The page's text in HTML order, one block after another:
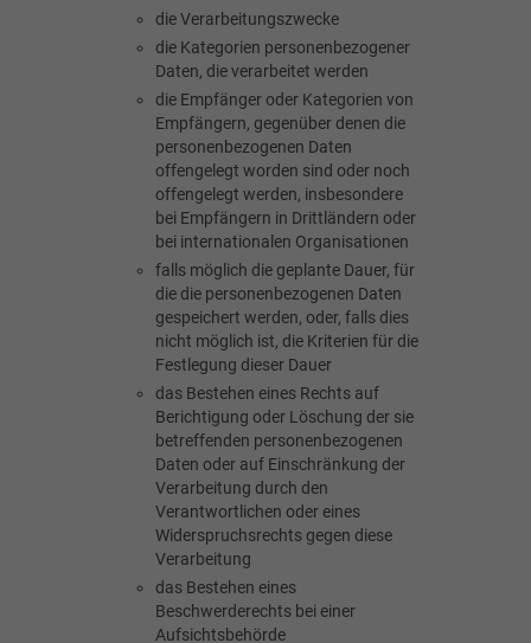
die Verarbeitungszwecke
die Kategorien personenbezogener
Daten, die verarbeitet werden
die Empfänger oder Kategorien von
Empfängern, gegenüber denen die
personenbezogenen Daten
offengelegt worden sind oder noch
offengelegt werden, insbesondere
bei Empfängern in Drittländern oder
bei internationalen Organisationen
falls möglich die geplante Dauer, für
die die personenbezogenen Daten
gespeichert werden, oder, falls dies
nicht möglich ist, die Kriterien für die
Festlegung dieser Dauer
das Bestehen eines Rechts auf
Berichtigung oder Löschung der sie
betreffenden personenbezogenen
Daten oder auf Einschränkung der
Verarbeitung durch den
Verantwortlichen oder eines
Widerspruchsrechts gegen diese
Verarbeitung
das Bestehen eines
Beschwerderechts bei einer
Aufsichtsbehörde